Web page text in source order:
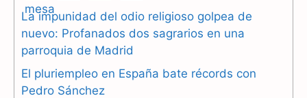
a
c
b
e
l
h
a
La impunidad del odio religioso golpea de
nuevo: Profanados dos sagrarios en una
parroquia de Madrid
El pluriempleo en España bate récords con
Pedro Sánchez